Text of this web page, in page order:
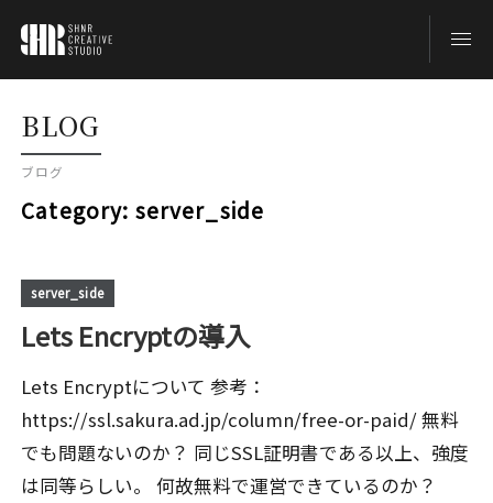
TOP
CONTACT
BLOG
ブログ
Category: server_side
server_side
Lets Encryptの導入
Lets Encryptについて 参考：
https://ssl.sakura.ad.jp/column/free-or-paid/ 無料
でも問題ないのか？ 同じSSL証明書である以上、強度
は同等らしい。 何故無料で運営できているのか？